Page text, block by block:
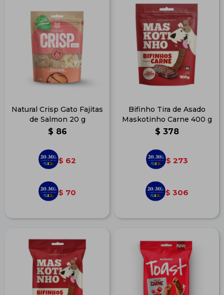
Natural Crisp Gato Fajitas
de Salmon 20 g
$ 86
$ 62
$ 70
Bifinho Tira de Asado
Maskotinho Carne 400 g
$ 378
$ 273
$ 306